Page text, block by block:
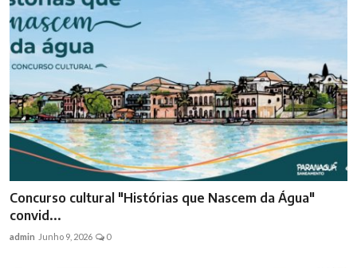
Concurso cultural "Histórias que Nascem da Água"
convid...
admin Junho 9, 2026 0